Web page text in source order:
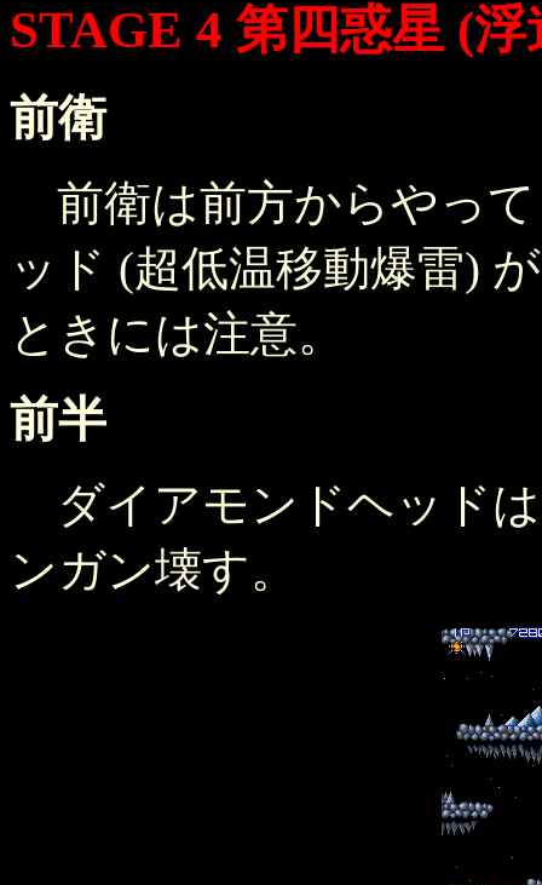
STAGE 4 第四惑星 (
前衛
前衛は前方からやっ
ッド (超低温移動爆雷)
ときには注意。
前半
ダイアモンドヘッド
ンガン壊す。